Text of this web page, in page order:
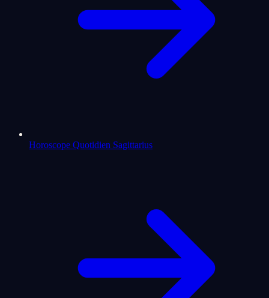
Horoscope Quotidien Sagittarius